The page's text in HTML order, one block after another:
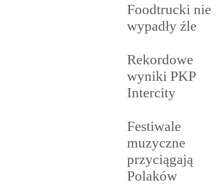
Foodtrucki nie
wypadły źle
Rekordowe
wyniki PKP
Intercity
Festiwale
muzyczne
przyciągają
Polaków